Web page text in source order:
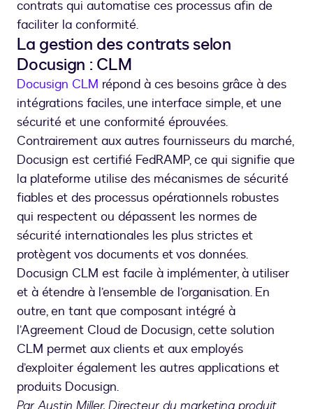
contrats qui automatise ces processus afin de
faciliter la conformité.
La gestion des contrats selon
Docusign : CLM
Docusign CLM répond à ces besoins grâce à des
intégrations faciles, une interface simple, et une
sécurité et une conformité éprouvées.
Contrairement aux autres fournisseurs du marché,
Docusign est certifié FedRAMP, ce qui signifie que
la plateforme utilise des mécanismes de sécurité
fiables et des processus opérationnels robustes
qui respectent ou dépassent les normes de
sécurité internationales les plus strictes et
protègent vos documents et vos données.
Docusign CLM est facile à implémenter, à utiliser
et à étendre à l’ensemble de l’organisation. En
outre, en tant que composant intégré à
l’Agreement Cloud de Docusign, cette solution
CLM permet aux clients et aux employés
d’exploiter également les autres applications et
produits Docusign.
Par Austin Miller, Directeur du marketing produit